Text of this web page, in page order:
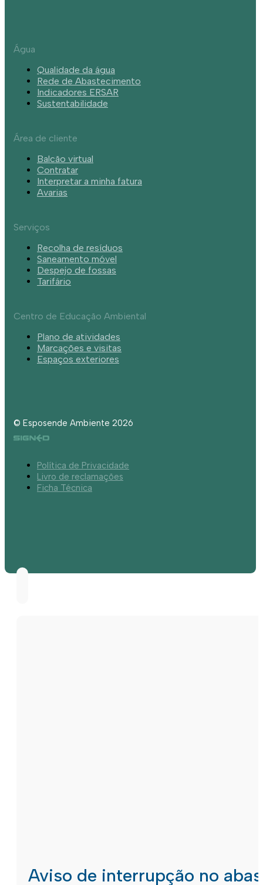
Água
Qualidade da água
Rede de Abastecimento
Indicadores ERSAR
Sustentabilidade
Área de cliente
Balcão virtual
Contratar
Interpretar a minha fatura
Avarias
Serviços
Recolha de resíduos
Saneamento móvel
Despejo de fossas
Tarifário
Centro de Educação Ambiental
Plano de atividades
Marcações e visitas
Espaços exteriores
© Esposende Ambiente 2026
Política de Privacidade
Livro de reclamações
Ficha Técnica
Aviso de interrupção no